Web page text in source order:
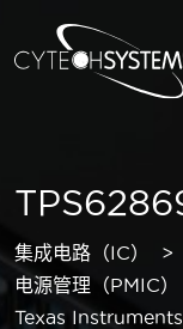
集成电路（IC）
电源管理（PMIC
Texas Instruments